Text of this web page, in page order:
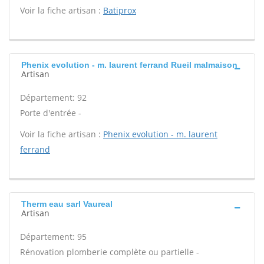
Voir la fiche artisan : Batiprox
Phenix evolution - m. laurent ferrand Rueil malmaison
Artisan
Département: 92
Porte d'entrée -
Voir la fiche artisan : Phenix evolution - m. laurent
ferrand
Therm eau sarl Vaureal
Artisan
Département: 95
Rénovation plomberie complète ou partielle -